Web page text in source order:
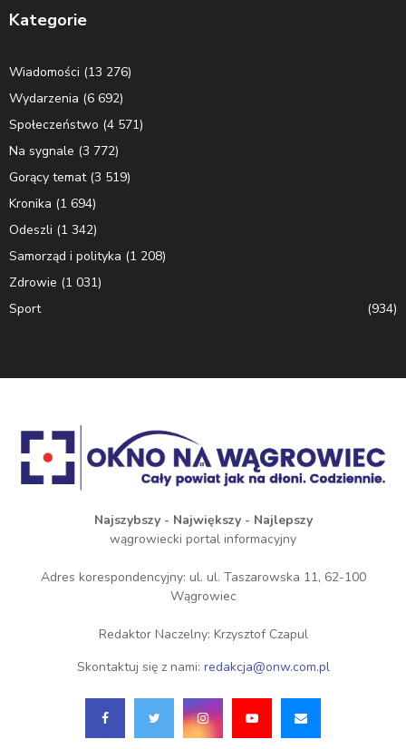
Kategorie
Wiadomości (13 276)
Wydarzenia (6 692)
Społeczeństwo (4 571)
Na sygnale (3 772)
Gorący temat(3 519)
Kronika (1 694)
Odeszli (1 342)
Samorząd i polityka (1 208)
Zdrowie (1 031)
Sport
(934)
Najszybszy - Największy - Najlepszy
wągrowiecki portal informacyjny
Adres korespondencyjny: ul. ul. Taszarowska 11, 62-100
Wągrowiec
Redaktor Naczelny: Krzysztof Czapul
Skontaktuj się z nami: redakcja@onw.com.pl